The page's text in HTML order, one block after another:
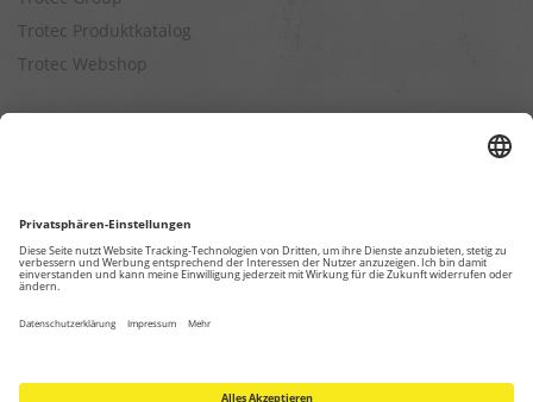
Trotec Produktkatalog
Trotec Webshop
Entfeuchtungsleistung berechnen
Kapazitätsberechnung für Luftreiniger
Klimatisierungsleistung berechnen
Ventilationsleistung berechnen